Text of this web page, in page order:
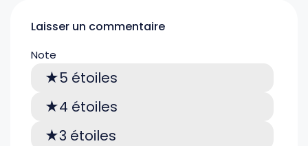
Laisser un commentaire
Note
5 étoiles
4 étoiles
3 étoiles